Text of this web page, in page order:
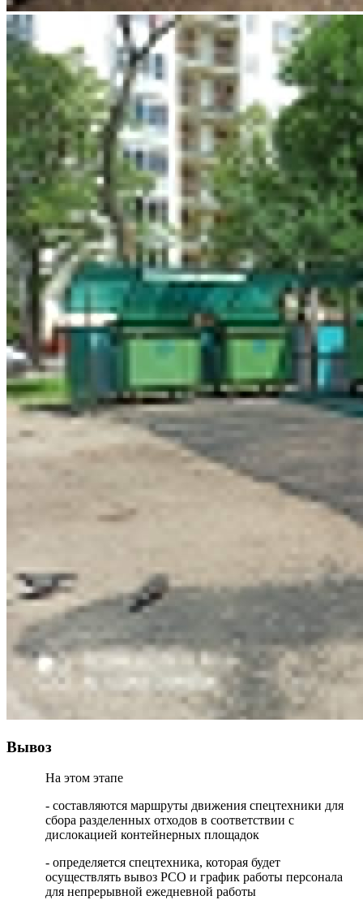
Вывоз
На этом этапе
- составляются маршруты движения спецтехники для
сбора разделенных отходов в соответствии с
дислокацией контейнерных площадок
- определяется спецтехника, которая будет
осуществлять вывоз РСО и график работы персонала
для непрерывной ежедневной работы